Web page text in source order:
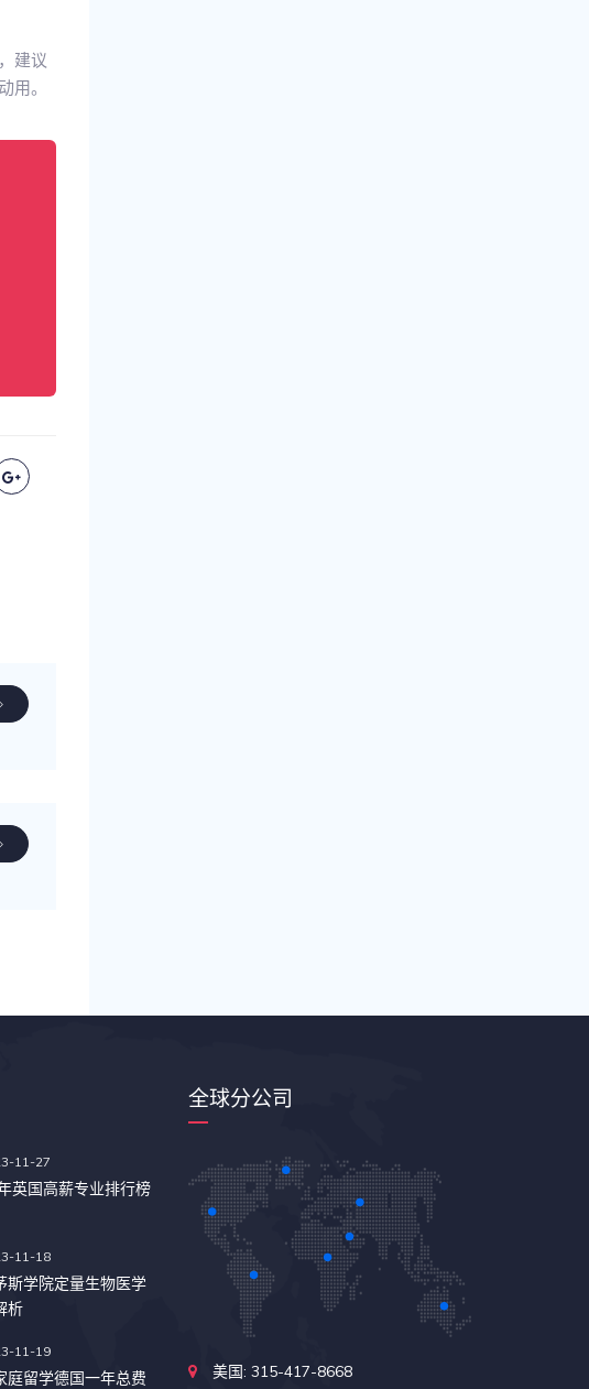
建议
用。
11-27
英国高薪专业排行榜
11-18
斯学院定量生物医学
析
11-19
庭留学德国一年总费
全球分公司
美国: 315-417-8668